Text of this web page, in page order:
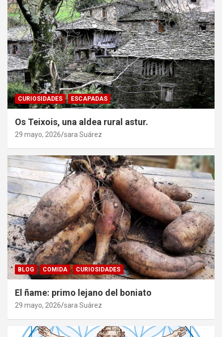
CURIOSIDADES ESCAPADAS
Os Teixois, una aldea rural astur.
29 mayo, 2026 sara Suárez
BLOG COMIDA CURIOSIDADES
El ñame: primo lejano del boniato
29 mayo, 2026 sara Suárez